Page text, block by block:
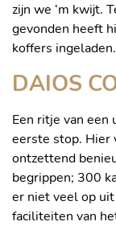
zijn we ‘m kwijt.
gevonden heeft
koffers ingeladen.
DAIOS
Een ritje van een
eerste stop. Hier
ontzettend
begrippen; 300
er niet veel op
faciliteiten van